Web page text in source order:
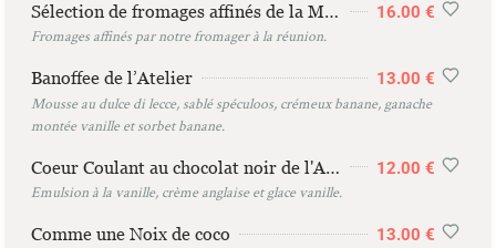
Sélection de fromages affinés de la Maison Legrain
16.00 €
Fromages affinés par notre fromager à la réunion.
Banoffee de l’Atelier
13.00 €
Mousse au dulce di lecce, sablé spéculoos, crémeux banane, ganache
montée vanille et sorbet banane.
Coeur Coulant au chocolat noir de l'Atelier
12.00 €
Emulsion à la vanille, crème anglaise et glace vanille.
Comme une Noix de coco
13.00 €